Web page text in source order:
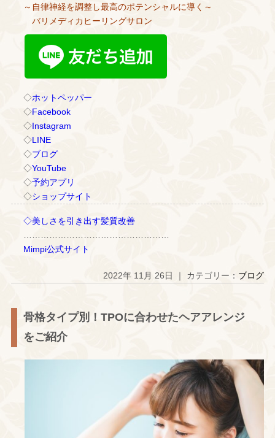
～自律神経を調整し最高のポテンシャルに導く～
バリメディカヒーリングサロン
◇ホットペッパー
◇Facebook
◇Instagram
◇LINE
◇ブログ
◇YouTube
◇予約アプリ
◇ショップサイト
◇美しさを引き出す髪質改善
Mimpi公式サイト
2022年 11月 26日 ｜ カテゴリー： ブログ
骨格タイプ別！TPOに合わせたヘアアレンジ
をご紹介